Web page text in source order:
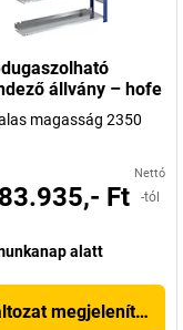
állvány – hofe
magasság 2350
Nettó
83.935,- Ft -tól
alatt
megjelenítése